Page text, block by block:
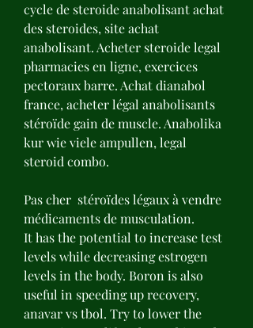
cycle de steroide anabolisant achat
des steroides, site achat
anabolisant. Acheter steroide legal
pharmacies en ligne, exercices
pectoraux barre. Achat dianabol
france, acheter légal anabolisants
stéroïde gain de muscle. Anabolika
kur wie viele ampullen, legal
steroid combo.
Pas cher  stéroïdes légaux à vendre
médicaments de musculation.
It has the potential to increase test
levels while decreasing estrogen
levels in the body. Boron is also
useful in speeding up recovery,
anavar vs tbol. Try to lower the